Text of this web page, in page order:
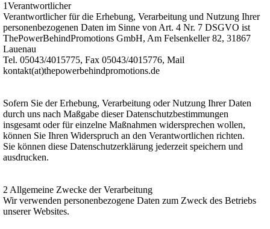
1Verantwortlicher
Verantwortlicher für die Erhebung, Verarbeitung und Nutzung Ihrer
personenbezogenen Daten im Sinne von Art. 4 Nr. 7 DSGVO ist
ThePowerBehindPromotions GmbH, Am Felsenkeller 82, 31867
Lauenau
Tel. 05043/4015775, Fax 05043/4015776, Mail
kontakt(at)thepowerbehindpromotions.de
Sofern Sie der Erhebung, Verarbeitung oder Nutzung Ihrer Daten
durch uns nach Maßgabe dieser Datenschutzbestimmungen
insgesamt oder für einzelne Maßnahmen widersprechen wollen,
können Sie Ihren Widerspruch an den Verantwortlichen richten.
Sie können diese Datenschutzerklärung jederzeit speichern und
ausdrucken.
2 Allgemeine Zwecke der Verarbeitung
Wir verwenden personenbezogene Daten zum Zweck des Betriebs
unserer Websites.